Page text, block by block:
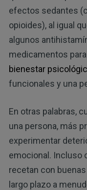
efectos sedantes
opioides), al igual
algunos
medicamentos
bienestar
funcionales y una
En otras palabras,
una persona, más
experimentar
emocional. Incluso
recetan con
largo plazo a